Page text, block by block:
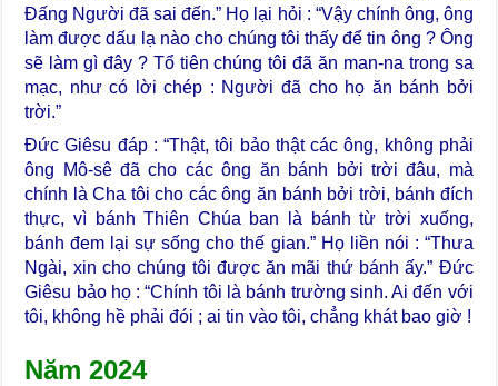
Đấng Người đã sai đến.” Họ lại hỏi : “Vậy chính ông, ông
làm được dấu lạ nào cho chúng tôi thấy để tin ông ? Ông
sẽ làm gì đây ? Tổ tiên chúng tôi đã ăn man-na trong sa
mạc, như có lời chép : Người đã cho họ ăn bánh bởi
trời.”
Đức Giêsu đáp : “Thật, tôi bảo thật các ông, không phải
ông Mô-sê đã cho các ông ăn bánh bởi trời đâu, mà
chính là Cha tôi cho các ông ăn bánh bởi trời, bánh đích
thực, vì bánh Thiên Chúa ban là bánh từ trời xuống,
bánh đem lại sự sống cho thế gian.” Họ liền nói : “Thưa
Ngài, xin cho chúng tôi được ăn mãi thứ bánh ấy.” Đức
Giêsu bảo họ : “Chính tôi là bánh trường sinh. Ai đến với
tôi, không hề phải đói ; ai tin vào tôi, chẳng khát bao giờ !
Năm 2024